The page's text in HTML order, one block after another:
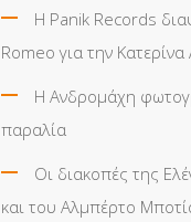
Η Panik Records
Romeo για την Κατερίνα
Η Ανδρομάχη
παραλία
Οι διακοπές της
και του Αλμπέρτο